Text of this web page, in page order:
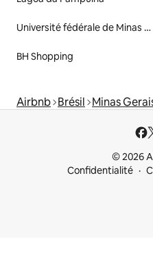
Université fédérale de Minas Gerais
BH Shopping
Airbnb Brésil Minas
© 2026
Confidentialité